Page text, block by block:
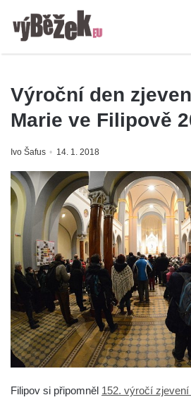
Výroční den
Marie ve Filipově
Ivo Šafus 14. 1. 2018
Filipov si připomněl 152. výročí